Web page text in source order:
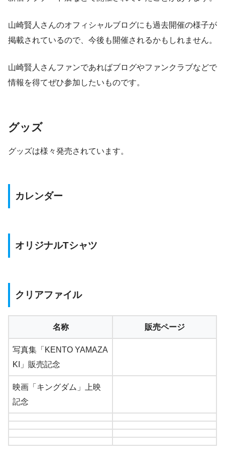
山崎賢人さんのオフィシャルブログにも過去開催の様子が
掲載されているので、今後も開催されるかもしれません。
山崎賢人さんファンであればブログやファンクラブなどで
情報を得てぜひ参加したいものです。
グッズ
グッズは様々発売されています。
カレンダー
オリジナルTシャツ
クリアファイル
名称 販売ページ
写真集「KENTO YAMAZA
KI」販売記念
映画「キングダム」上映
記念